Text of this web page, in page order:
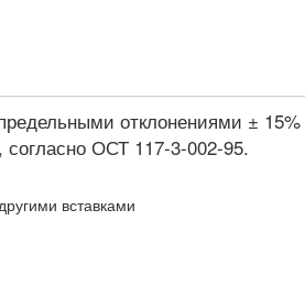
отклонениями ± 15%
согласно ОСТ 117-3-002-95.
вставками